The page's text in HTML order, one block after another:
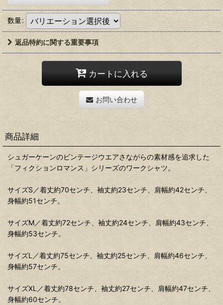
数量:
返品特約に関する重要事項
カートに入れる
お問い合わせ
商品詳細
シュガーケーンのビンテージウエアさながらの素材感を追求した
「フィクションロマンス」シリーズのワークシャツ。
サイズS／着丈約70センチ、袖丈約23センチ、肩幅約42センチ、
身幅約51センチ。
サイズM／着丈約72センチ、袖丈約24センチ、肩幅約43センチ、
身幅約53センチ。
サイズL／着丈約75センチ、袖丈約25センチ、肩幅約46センチ、
身幅約57センチ。
サイズXL／着丈約78センチ、袖丈約27センチ、肩幅約47センチ、
身幅約60センチ。